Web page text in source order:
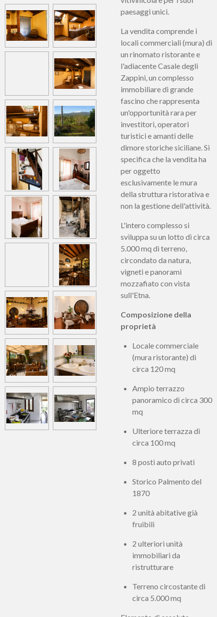
paesaggi unici.
La vendita comprende i
locali commerciali (mura) di
un rinomato ristorante e
l'adiacente Casale degli
Zappini, un complesso
immobiliare di grande
fascino che rappresenta
un'opportunità rara per
investitori, operatori
turistici e amanti delle
dimore storiche siciliane. Si
specifica che la vendita ha
per oggetto
esclusivamente le mura
della struttura ristorativa e
non la gestione dell'attività.
L'intero complesso si
sviluppa su un lotto di circa
5.000 mq di terreno,
circondato da natura,
vigneti e panorami
mozzafiato con vista
sull'Etna.
Composizione della
proprietà
Locale commerciale
(mura ristorante) di
circa 120 mq
Ampio terrazzo
panoramico di circa 300
mq
Ulteriore terrazza di
circa 100 mq
8 posti auto privati
Storico Palmento del
1870
2 unità abitative già
fruibili
2 ulteriori unità
immobiliari da
ristrutturare
Terreno circostante di
circa 5.000 mq